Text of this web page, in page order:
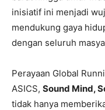
inisiatif ini menjadi
mendukung gaya
dengan seluruh
Perayaan Global
ASICS, Sound Mind,
tidak hanya